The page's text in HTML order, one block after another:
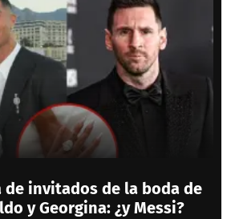
invitados de la boda de
y Georgina: ¿y Messi?